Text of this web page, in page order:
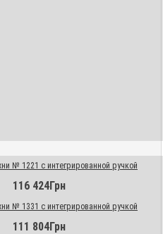
№ 1221 с интегрированной ручкой
116 424Грн
№ 1331 с интегрированной ручкой
111 804Грн